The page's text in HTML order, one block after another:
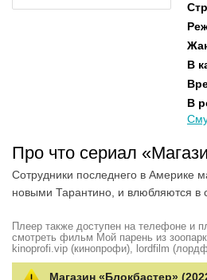
В
В
Про что сериал
Сотрудники последнего в Америке
новыми Тарантино, и влюбляются в
Плеер также доступен на телефоне и
смотреть фильм Мой парень из
kinoprofi.vip (кинопрофи), lordfilm
Магазин «Блокбастер»